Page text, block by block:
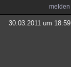
melden
30.03.2011 um 18:59